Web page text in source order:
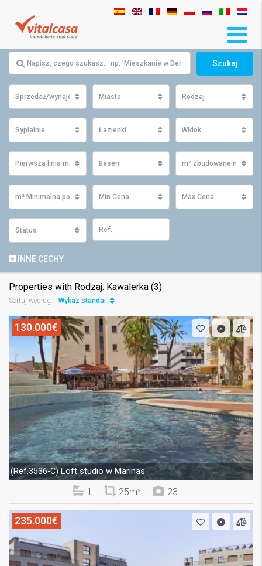
Szukaj
Sprzedaż/wynajem Miasto Rodzaj
Sypialnie Łazienki Widok
Pierwsza linia morza Basen m² zbudowane
m² Minimalna powierzchnia działki
Min Cena Max Cena
Status
INNE CECHY
Properties with Rodzaj: Kawalerka (3)
Sortuj według: Wykaz standard
130.000€
(Ref.3536-C) Loft studio w Marinas
1 25m² 23
235.000€